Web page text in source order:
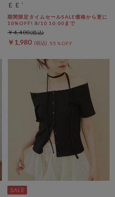
ＥＥ’
期間限定タイムセールSALE価格から更に
10%OFF! 8/10 10:00まで
￥1,980 55％OFF
￥4,400